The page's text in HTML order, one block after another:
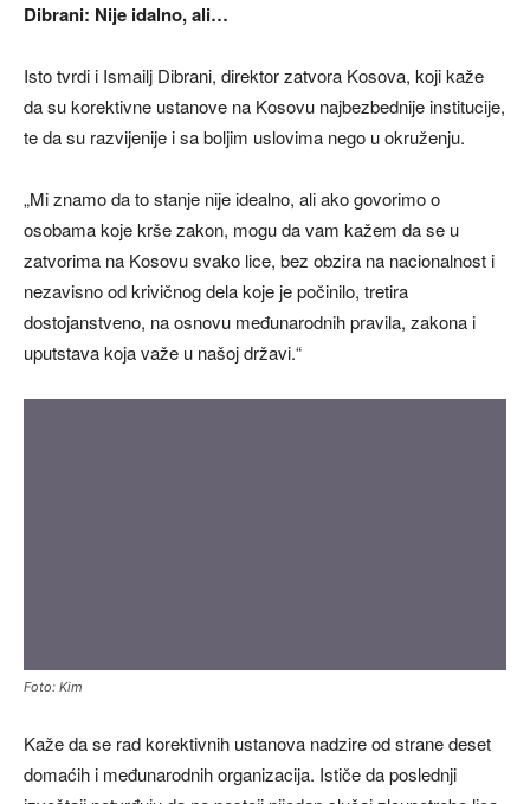
Dibrani: Nije idalno, ali…
Isto tvrdi i Ismailj Dibrani, direktor zatvora Kosova, koji kaže
da su korektivne ustanove na Kosovu najbezbednije institucije,
te da su razvijenije i sa boljim uslovima nego u okruženju.
„Mi znamo da to stanje nije idealno, ali ako govorimo o
osobama koje krše zakon, mogu da vam kažem da se u
zatvorima na Kosovu svako lice, bez obzira na nacionalnost i
nezavisno od krivičnog dela koje je počinilo, tretira
dostojanstveno, na osnovu međunarodnih pravila, zakona i
uputstava koja važe u našoj državi.“
Foto: Kim
Kaže da se rad korektivnih ustanova nadzire od strane deset
domaćih i međunarodnih organizacija. Ističe da poslednji